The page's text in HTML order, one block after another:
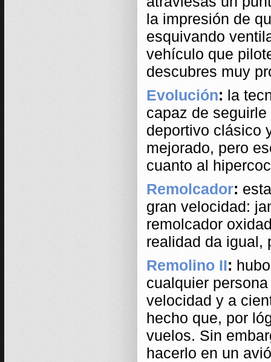
la impresión de
esquivando
vehículo que
descubres muy
Evolución: la
capaz de
deportivo clásico
mejorado, pero
cuanto al
Remolcador:
gran velocidad:
remolcador
realidad da igual,
Remolino II:
cualquier
velocidad y a
hecho que, por
vuelos. Sin
hacerlo en un